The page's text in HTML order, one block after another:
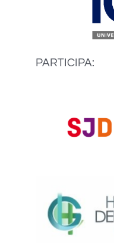
PARTICIPA: